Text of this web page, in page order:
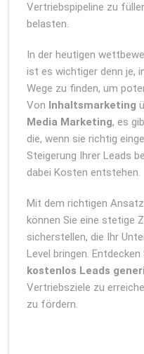
Vertriebspipeline zu
belasten.
In der heutigen
ist es wichtiger denn je,
Wege zu finden, um
Von Inhaltsmarketing
Media Marketing, es
die, wenn sie richtig
Steigerung Ihrer Leads
dabei Kosten entstehen.
Mit dem richtigen
können Sie eine stetige
sicherstellen, die Ihr
Level bringen.
kostenlos Leads
Vertriebsziele zu
zu fördern.